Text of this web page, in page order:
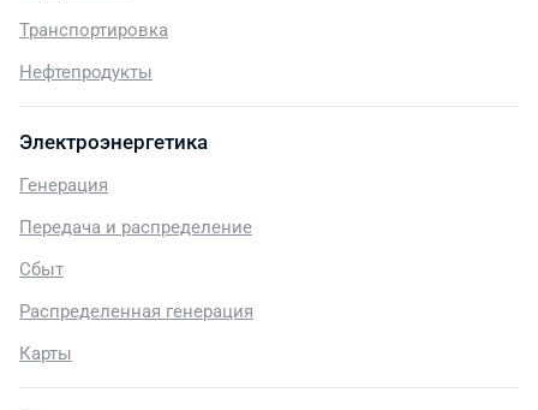
Транспортировка
Нефтепродукты
Электроэнергетика
Генерация
Передача и распределение
Сбыт
Распределенная генерация
Карты